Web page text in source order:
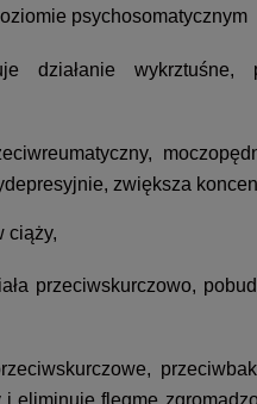
psychosomatycznym
działanie wykrztuśne,
zwiększa
ciąży,
przeciwskurczowo,
eliminuje flegmę